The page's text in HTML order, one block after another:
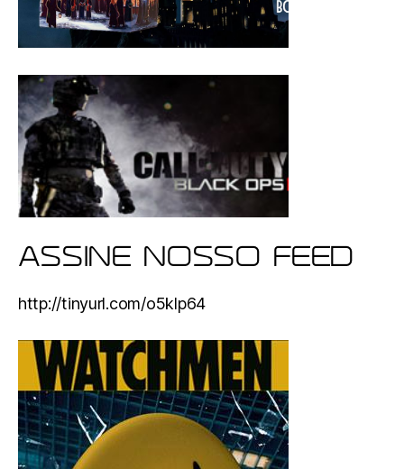
ASSINE NOSSO FEED
http://tinyurl.com/o5klp64